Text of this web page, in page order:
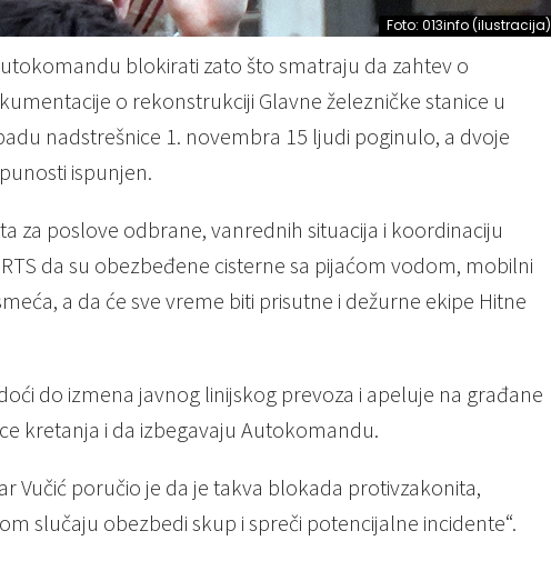
Foto: 013info (ilustracija)
blokirati zato što smatraju da zahtev o
o rekonstrukciji Glavne železničke stanice u
nadstrešnice 1. novembra 15 ljudi poginulo, a dvoje
ispunjen.
za poslove odbrane, vanrednih situacija i koordinaciju
da su obezbeđene cisterne sa pijaćom vodom, mobilni
a da će sve vreme biti prisutne i dežurne ekipe Hitne
do izmena javnog linijskog prevoza i apeluje na građane
kretanja i da izbegavaju Autokomandu.
Vučić poručio je da je takva blokada protivzakonita,
slučaju obezbedi skup i spreči potencijalne incidente“.